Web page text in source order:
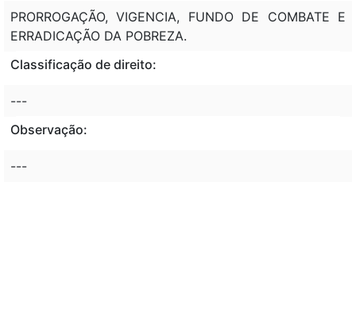
PRORROGAÇÃO, VIGENCIA, FUNDO DE COMBATE E
ERRADICAÇÃO DA POBREZA.
Classificação de direito:
---
Observação:
---